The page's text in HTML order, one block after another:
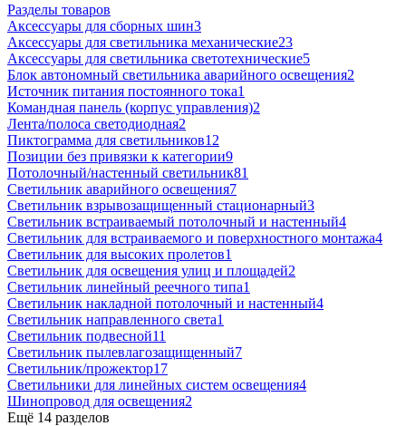
Разделы товаров
Аксессуары для сборных шин3
Аксессуары для светильника механические23
Аксессуары для светильника светотехнические5
Блок автономный светильника аварийного освещения2
Источник питания постоянного тока1
Командная панель (корпус управления)2
Лента/полоса светодиодная2
Пиктограмма для светильников12
Позиции без привязки к категории9
Потолочный/настенный светильник81
Светильник аварийного освещения7
Светильник взрывозащищенный стационарный3
Светильник встраиваемый потолочный и настенный4
Светильник для встраиваемого и поверхностного монтажа4
Светильник для высоких пролетов1
Светильник для освещения улиц и площадей2
Светильник линейный реечного типа1
Светильник накладной потолочный и настенный4
Светильник направленного света1
Светильник подвесной11
Светильник пылевлагозащищенный7
Светильник/прожектор17
Светильники для линейных систем освещения4
Шинопровод для освещения2
Ещё 14 разделов